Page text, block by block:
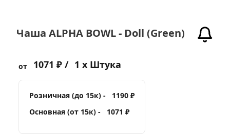
Чаша ALPHA BOWL - Doll (Green)
от 1071 ₽ / 1 x Штука
Розничная (до 15к) -
1190 ₽
Основная (от 15к) -
1071 ₽